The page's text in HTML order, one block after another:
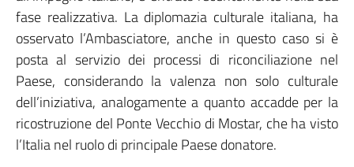
fase realizzativa. La diplomazia culturale italiana, ha
osservato l’Ambasciatore, anche in questo caso si è
posta al servizio dei processi di riconciliazione nel
Paese, considerando la valenza non solo culturale
dell’iniziativa, analogamente a quanto accadde per la
ricostruzione del Ponte Vecchio di Mostar, che ha visto
l’Italia nel ruolo di principale Paese donatore.